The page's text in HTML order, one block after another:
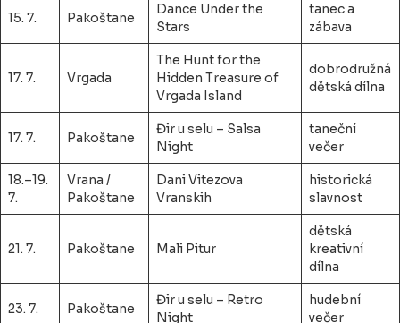
15. 7. Pakoštane
Dance Under the
Stars
tanec a
zábava
17. 7. Vrgada
The Hunt for the
Hidden Treasure of
Vrgada Island
dobrodružná
dětská dílna
17. 7. Pakoštane
Đir u selu – Salsa
Night
taneční
večer
18.–19.
7.
Vrana /
Pakoštane
Dani Vitezova
Vranskih
historická
slavnost
21. 7. Pakoštane Mali Pitur
dětská
kreativní
dílna
23. 7. Pakoštane
Đir u selu – Retro
Night
hudební
večer